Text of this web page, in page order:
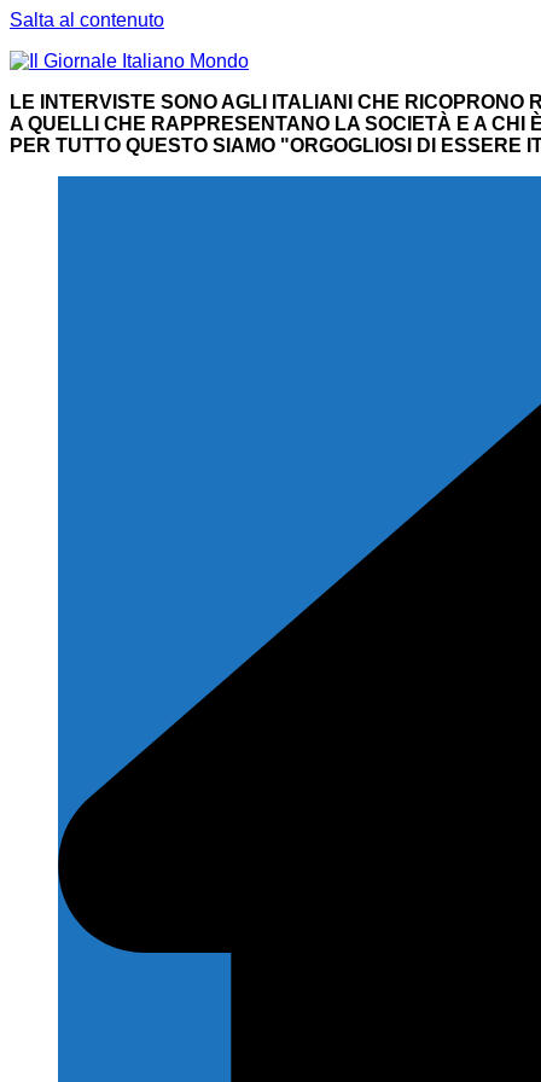
Salta al contenuto
LE INTERVISTE SONO AGLI ITALIANI CHE RICOPRONO
A QUELLI CHE RAPPRESENTANO LA SOCIETÀ E A CHI
PER TUTTO QUESTO SIAMO "ORGOGLIOSI DI ESSERE